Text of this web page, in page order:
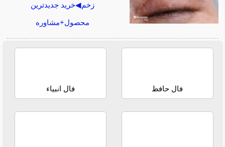
زخم◀خرید جدیدترین
محصول+مشاوره
فال حافظ فال انبیاء